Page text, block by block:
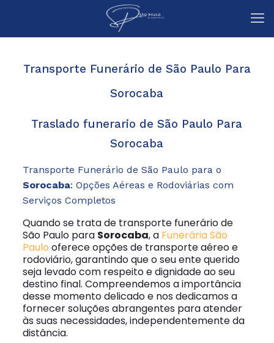
Transporte Funerário de São Paulo Para
Sorocaba
Traslado funerario de São Paulo Para
Sorocaba
Transporte Funerário de São Paulo para o
Sorocaba: Opções Aéreas e Rodoviárias com
Serviços Completos
Quando se trata de transporte funerário de
São Paulo para Sorocaba, a Funerária São
Paulo oferece opções de transporte aéreo e
rodoviário, garantindo que o seu ente querido
seja levado com respeito e dignidade ao seu
destino final. Compreendemos a importância
desse momento delicado e nos dedicamos a
fornecer soluções abrangentes para atender
às suas necessidades, independentemente da
distância.